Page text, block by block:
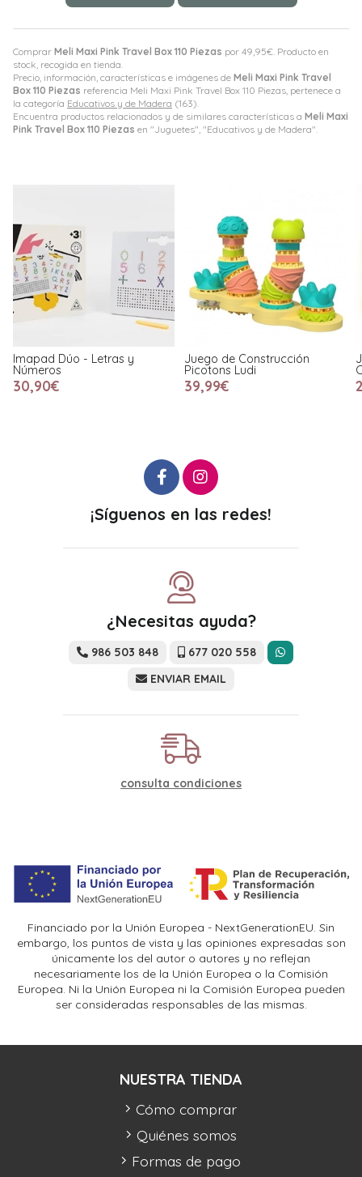
Comprar Meli Maxi Pink Travel Box 110 Piezas por 49,95€ . Producto en
stock, recogida en tienda.
Precio, información, características e imágenes de Meli Maxi Pink Travel
Box 110 Piezas referencia Meli Maxi Pink Travel Box 110 Piezas, pertenece a
la categoría Educativos y de Madera (163).
Encuentra productos relacionados y de similares características a Meli Maxi
Pink Travel Box 110 Piezas en "Juguetes", "Educativos y de Madera".
Imapad Dúo - Letras y
Números
30,90€
Juego de Construcción
Picotons Ludi
39,99€
¡Síguenos en las redes!
¿Necesitas ayuda?
986 503 848
677 020 558
ENVIAR EMAIL
consulta condiciones
Financiado por la Unión Europea - NextGenerationEU. Sin
embargo, los puntos de vista y las opiniones expresadas son
únicamente los del autor o autores y no reflejan
necesariamente los de la Unión Europea o la Comisión
Europea. Ni la Unión Europea ni la Comisión Europea pueden
ser consideradas responsables de las mismas.
NUESTRA TIENDA
Cómo comprar
Quiénes somos
Formas de pago